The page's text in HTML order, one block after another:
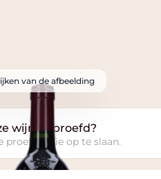
van de afbeelding
wijn geproefd?
proefnotitie op te slaan.